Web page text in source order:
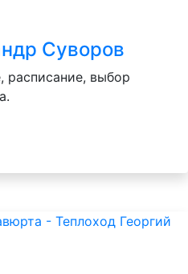
Суворов
расписание, выбор